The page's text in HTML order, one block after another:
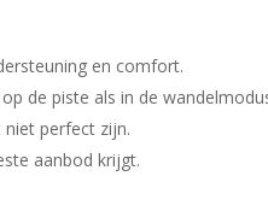
en comfort.
de piste als in de
perfect zijn.
aanbod krijgt.